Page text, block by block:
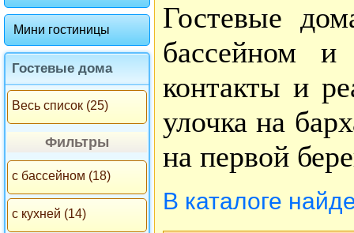
Мини гостиницы
Гостевые дома
Весь список (25)
Фильтры
с бассейном (18)
с кухней (14)
Гостевые
бассейном
контакты и
улочка на
на первой
В каталоге